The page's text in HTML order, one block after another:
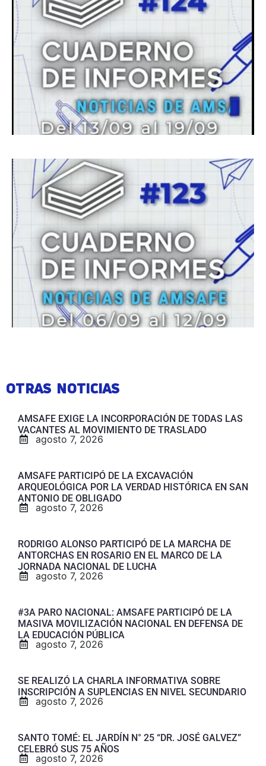
OTRAS NOTICIAS
AMSAFE EXIGE LA INCORPORACIÓN DE TODAS LAS
VACANTES AL MOVIMIENTO DE TRASLADO
agosto 7, 2026
AMSAFE PARTICIPÓ DE LA EXCAVACIÓN
ARQUEOLÓGICA POR LA VERDAD HISTÓRICA EN SAN
ANTONIO DE OBLIGADO
agosto 7, 2026
RODRIGO ALONSO PARTICIPÓ DE LA MARCHA DE
ANTORCHAS EN ROSARIO EN EL MARCO DE LA
JORNADA NACIONAL DE LUCHA
agosto 7, 2026
#3A PARO NACIONAL: AMSAFE PARTICIPÓ DE LA
MASIVA MOVILIZACIÓN NACIONAL EN DEFENSA DE
LA EDUCACIÓN PÚBLICA
agosto 7, 2026
SE REALIZÓ LA CHARLA INFORMATIVA SOBRE
INSCRIPCIÓN A SUPLENCIAS EN NIVEL SECUNDARIO
agosto 7, 2026
SANTO TOMÉ: EL JARDÍN N° 25 “DR. JOSÉ GALVEZ”
CELEBRÓ SUS 75 AÑOS
agosto 7, 2026